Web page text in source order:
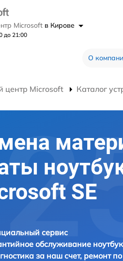
Microsoft в Кирове
до 21:00
О
центр Microsoft Каталог
SE
сервис
обслуживание
за наш счет, ремонт